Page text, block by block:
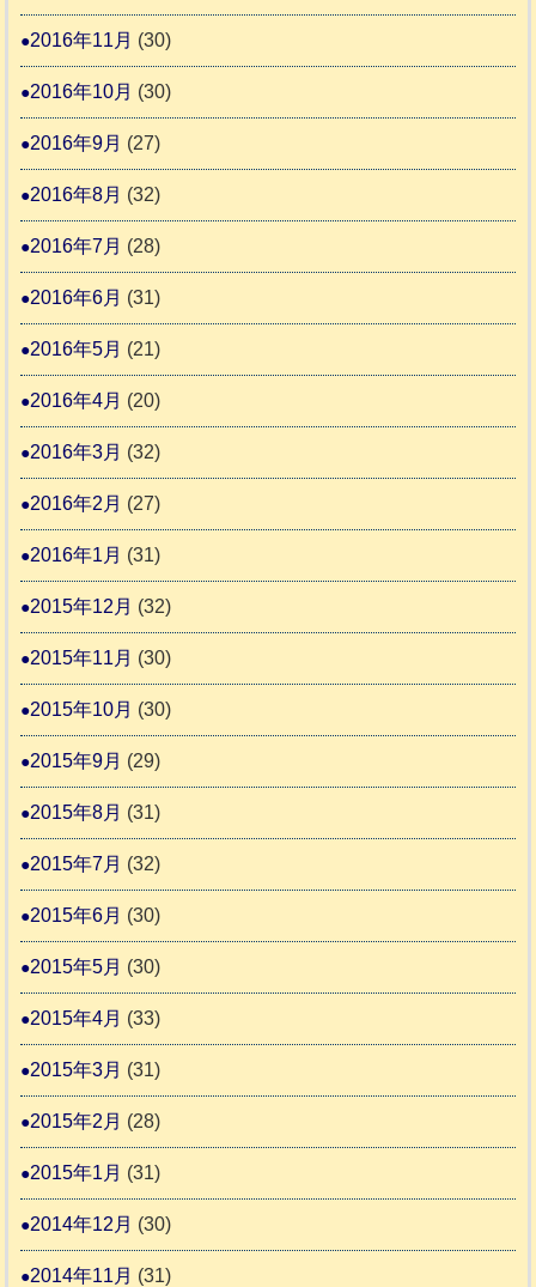
2016年11月 (30)
2016年10月 (30)
2016年9月 (27)
2016年8月 (32)
2016年7月 (28)
2016年6月 (31)
2016年5月 (21)
2016年4月 (20)
2016年3月 (32)
2016年2月 (27)
2016年1月 (31)
2015年12月 (32)
2015年11月 (30)
2015年10月 (30)
2015年9月 (29)
2015年8月 (31)
2015年7月 (32)
2015年6月 (30)
2015年5月 (30)
2015年4月 (33)
2015年3月 (31)
2015年2月 (28)
2015年1月 (31)
2014年12月 (30)
2014年11月 (31)